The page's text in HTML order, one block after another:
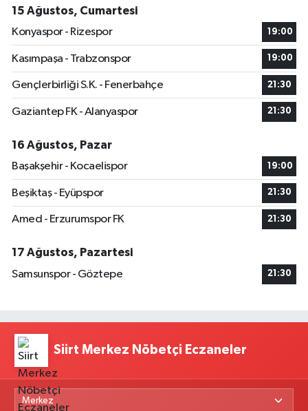
15 Ağustos, Cumartesi
Konyaspor - Rizespor
19:00
Kasımpaşa - Trabzonspor 19:00
Gençlerbirliği S.K. - Fenerbahçe 21:30
Gaziantep FK - Alanyaspor 21:30
16 Ağustos, Pazar
Başakşehir - Kocaelispor
19:00
Beşiktaş - Eyüpspor 21:30
Amed - Erzurumspor FK 21:30
17 Ağustos, Pazartesi
Samsunspor - Göztepe
21:30
Siirt Merkez Nöbetçi Eczaneler